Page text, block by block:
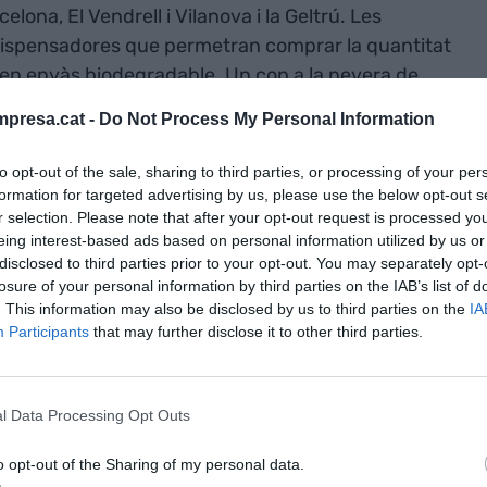
- Do Not Process My Personal Information
opt-out of the sale, sharing to third parties, or processing of your
for targeted advertising by us, please use the below opt-out
selection. Please note that after your opt-out request is processed
interest-based ads based on personal information utilized by us
to third parties prior to your opt-out. You may separately
of your personal information by third parties on the IAB’s list of
This information may also be disclosed by us to third parties on the
Participants that may further disclose it to other third parties.
Data Processing Opt Outs
opt-out of the Sharing of my personal data.
El Vendrell i Vilanova i la Geltrú. Les
que permetran comprar la quantitat
envàs biodegradable. Un cop a la nevera de
els quatre dies següents. Aquesta modalitat
granja que La Fageda fabrica des de fa 26
Sílvia Domènech, explica que "a aquestes
d’adaptar-los a modalitats de consum que
pels nostres consumidors,
amb la raó de ser de La Fageda”.
d'actualitat